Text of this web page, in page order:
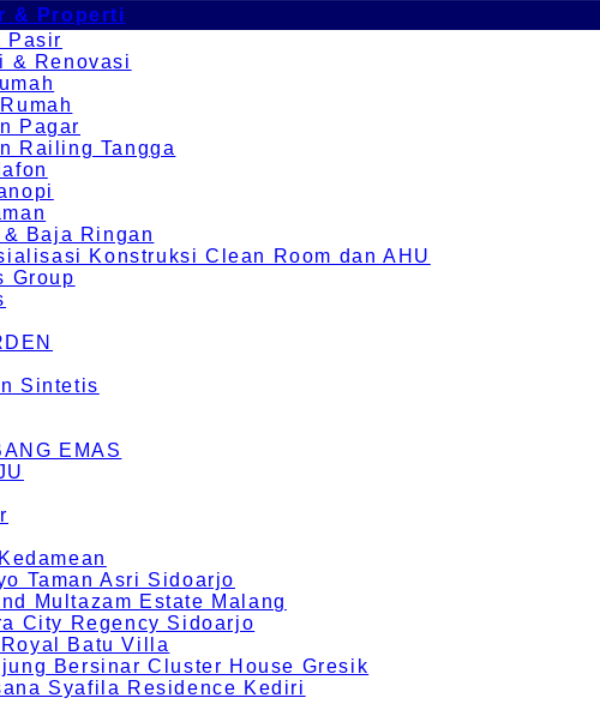
& Properti
Pasir
& Renovasi
Pagar
Railing Tangga
Baja Ringan
Konstruksi Clean Room dan AHU
Group
Sintetis
EMAS
Taman Asri Sidoarjo
Multazam Estate Malang
City Regency Sidoarjo
Batu Villa
Bersinar Cluster House Gresik
Syafila Residence Kediri